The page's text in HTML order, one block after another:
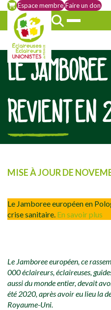
Espace membre Faire un don
LE
REVIENT EN
MISE À JOUR DE
Le Jamboree européen en
crise sanitaire. En savoir plus
Le Jamboree européen, ce
000 éclaireurs, éclaireuses,
aussi du monde entier, devait
été 2020, après avoir eu lieu la
Royaume-Uni.